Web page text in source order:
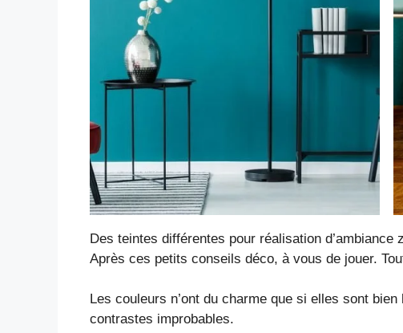
Des teintes différentes pour réalisation d’ambiance
Après ces petits conseils déco, à vous de jouer.
Les couleurs n’ont du charme que si elles sont
contrastes improbables.